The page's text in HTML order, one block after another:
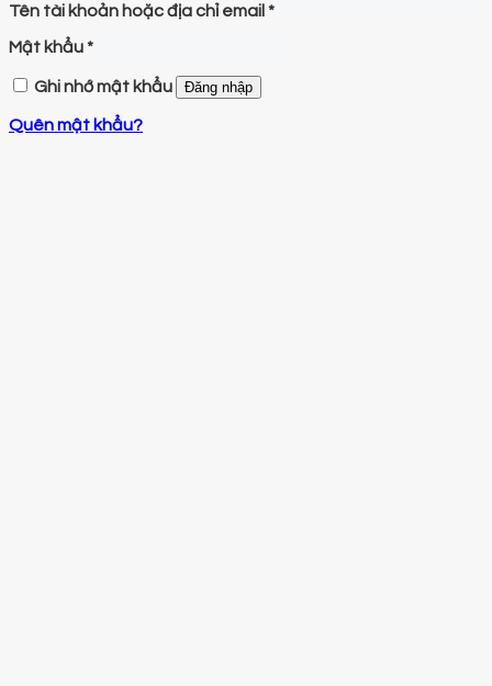
Tên tài khoản hoặc địa chỉ email *
Mật khẩu*
Ghi nhớ mật khẩu Đăng nhập
Quên mật khẩu?